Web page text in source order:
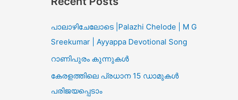
പാലാഴിചേലോടെ |Palazhi Chelode | M G
Sreekumar | Ayyappa Devotional Song
റാണിപുരം കുന്നുകൾ
കേരളത്തിലെ പ്രധാന 15 ഡാമുകൾ
പരിജയപ്പെടാം